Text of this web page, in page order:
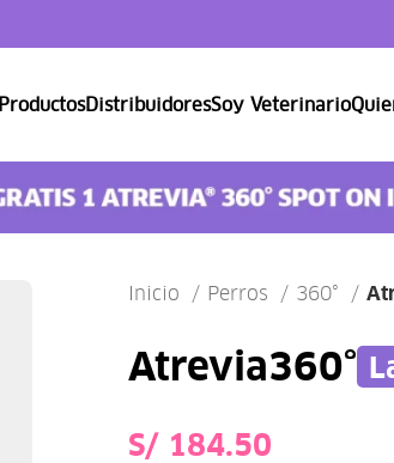
ProductosDistribuidoresSoy Veterinario
Inicio Perros 360°
Atrevia360°
S/